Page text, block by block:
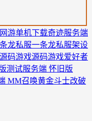
游单机下载奇迹服务端
龙私服一条龙私服架设
码游戏源码游戏爱好者
测试服务端 怀旧版
MM召唤黄金斗士改破